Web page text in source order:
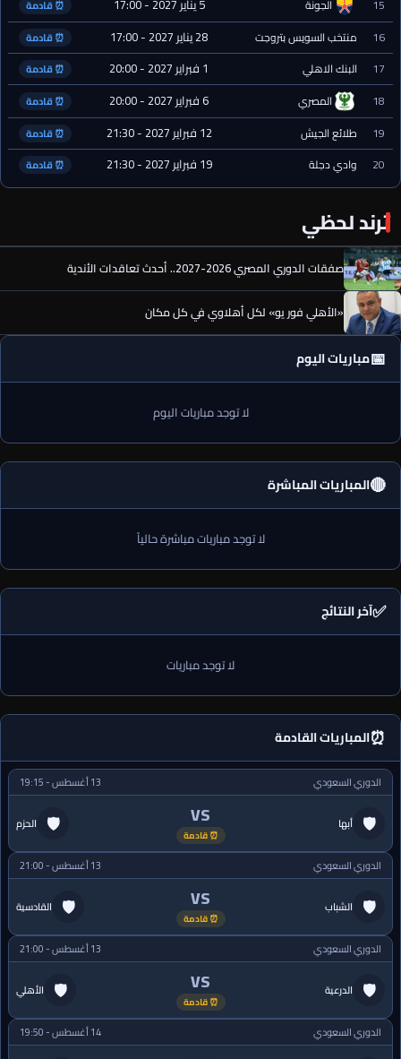
15 الجونة 5 يناير 2027 - 17:00 ⏰ قادمة
16 منتخب السويس بتروجت 28 يناير 2027 - 17:00 ⏰ قادمة
17 البنك الاهلي 1 فبراير 2027 - 20:00 ⏰ قادمة
18 المصري 6 فبراير 2027 - 20:00 ⏰ قادمة
19 طلائع الجيش 12 فبراير 2027 - 21:30 ⏰ قادمة
20 وادي دجلة 19 فبراير 2027 - 21:30 ⏰ قادمة
ترند لحظي
صفقات الدوري المصري 2026-2027.. أحدث تعاقدات الأندية
«الأهلي فور يو» لكل أهلاوي في كل مكان
📅مباريات اليوم
لا توجد مباريات اليوم
🔴المباريات المباشرة
لا توجد مباريات مباشرة حالياً
✅آخر النتائج
لا توجد مباريات
⏰المباريات القادمة
الدوري السعودي 13 أغسطس - 19:15
🛡 أبها VS
⏰ قادمة
الحزم 🛡
الدوري السعودي 13 أغسطس - 21:00
🛡 الشباب VS
⏰ قادمة
القادسية 🛡
الدوري السعودي 13 أغسطس - 21:00
🛡 الدرعية VS
⏰ قادمة
الأهلي 🛡
الدوري السعودي 14 أغسطس - 19:50